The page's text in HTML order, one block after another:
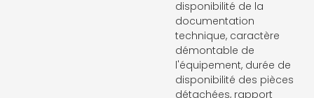
disponibilité de la
documentation
technique, caractère
démontable de
l'équipement, durée de
disponibilité des pièces
détachées, rapport